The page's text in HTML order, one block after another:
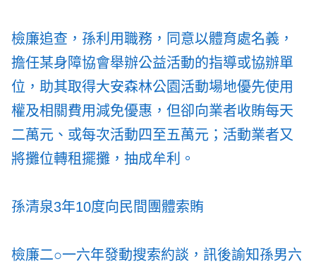
檢廉追查，孫利用職務，同意以體育處名義，
擔任某身障協會舉辦公益活動的指導或協辦單
位，助其取得大安森林公園活動場地優先使用
權及相關費用減免優惠，但卻向業者收賄每天
二萬元、或每次活動四至五萬元；活動業者又
將攤位轉租擺攤，抽成牟利。
孫清泉3年10度向民間團體索賄
檢廉二○一六年發動搜索約談，訊後諭知孫男六